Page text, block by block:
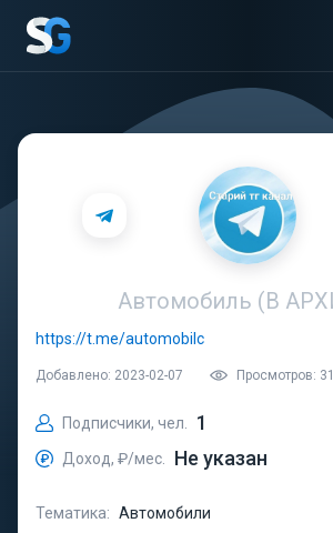
Автомобиль (В
https://t.me/automobilc
Добавлено: 2023-02-07 Просмотров:
Подписчики, чел. 1
Доход, ₽/мес. Не указан
Тематика: Автомобили